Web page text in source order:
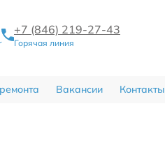
+7 (846) 219-27-43
Горячая линия
Вакансии Контакты